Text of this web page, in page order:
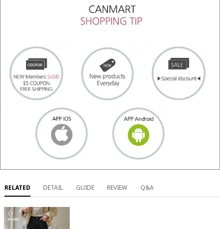
RELATED DETAIL GUIDE REVIEW Q&A